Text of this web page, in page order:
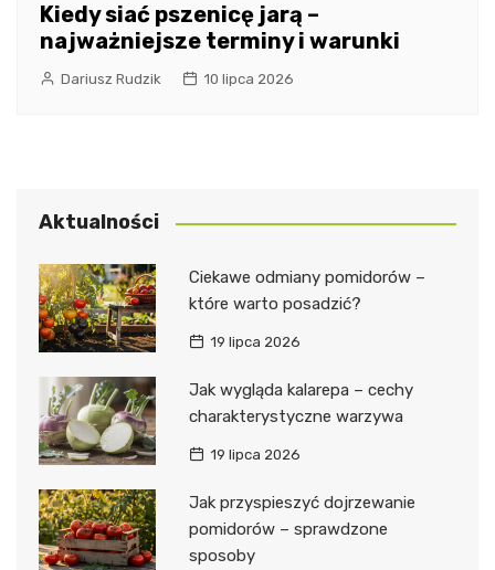
Kiedy siać pszenicę jarą –
najważniejsze terminy i warunki
Dariusz Rudzik 10 lipca 2026
Aktualności
Ciekawe odmiany pomidorów –
które warto posadzić?
19 lipca 2026
Jak wygląda kalarepa – cechy
charakterystyczne warzywa
19 lipca 2026
Jak przyspieszyć dojrzewanie
pomidorów – sprawdzone
sposoby